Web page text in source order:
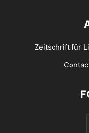
Zeitschrift für